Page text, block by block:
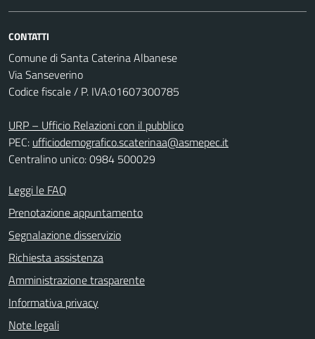
CONTATTI
Comune di Santa Caterina Albanese
Via Sanseverino
Codice fiscale / P. IVA:01607300785
URP – Ufficio Relazioni con il pubblico
PEC: ufficiodemografico.scaterinaa@asmepec.it
Centralino unico: 0984 500029
Leggi le FAQ
Prenotazione appuntamento
Segnalazione disservizio
Richiesta assistenza
Amministrazione trasparente
Informativa privacy
Note legali